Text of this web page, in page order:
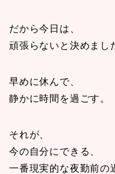
だから今日は、
頑張らないと決めまし
早めに休んで、
静かに時間を過ごす。
それが、
今の自分にできる、
一番現実的な夜勤前の